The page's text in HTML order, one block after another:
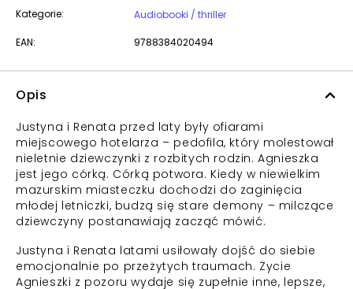
Kategorie: Audiobooki / thriller
EAN: 9788384020494
Opis
Justyna i Renata przed laty były ofiarami
miejscowego hotelarza – pedofila, który molestował
nieletnie dziewczynki z rozbitych rodzin. Agnieszka
jest jego córką. Córką potwora. Kiedy w niewielkim
mazurskim miasteczku dochodzi do zaginięcia
młodej letniczki, budzą się stare demony – milczące
dziewczyny postanawiają zacząć mówić.
Justyna i Renata latami usiłowały dojść do siebie
emocjonalnie po przeżytych traumach. Życie
Agnieszki z pozoru wydaje się zupełnie inne, lepsze,